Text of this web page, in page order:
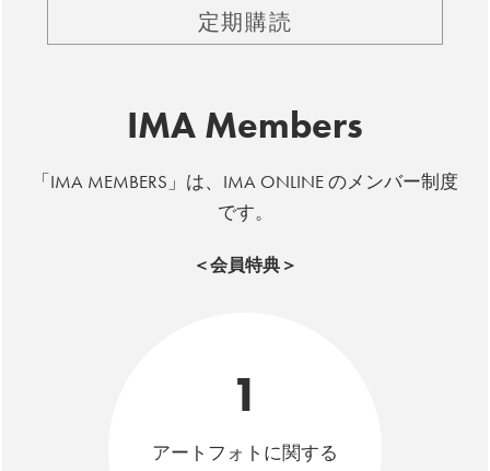
定期購読
IMA Members
「IMA MEMBERS」は、IMA ONLINE のメンバー制度
です。
＜会員特典＞
1
アートフォトに関する